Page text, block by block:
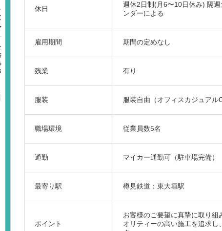
休日
週休2日制(月6〜10日休み) 隔
ンダーによる
雇用期間 期間の定めなし
残業 有り
服装 服装自由（オフィスカジュアル
職場環境 従業員数5名
通勤 マイカー通勤可（駐車場完備
最寄り駅 樽見鉄道：東大垣駅
ポイント
お客様のご要望に真摯に取り組
オリティーの高い施工を追求